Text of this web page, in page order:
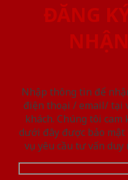
ĐĂNG
Nhập thông tin để
điện thoại / email/ tại
khách. Chúng tôi
dưới đây được bảo
vụ yêu cầu tư vấn duy